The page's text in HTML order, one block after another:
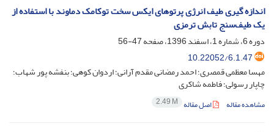
اندازه گیری طیف انرژی پرتوهای ایکس سخت توکامک دماوند با استفاده از
یک طیف‌سنج تابش ترمزی
دوره 6، شماره 1، اسفند 1396، صفحه
47-56
10.22052/6.1.47
مهسا معظمی قمصری؛ احمد رمضانی مقدم آرانی؛ اردوان کوهی؛ بنفشه پور شهاب؛
چاپار رسولی؛ فاطمه شاکری
مشاهده مقاله اصل مقاله 2.49 M